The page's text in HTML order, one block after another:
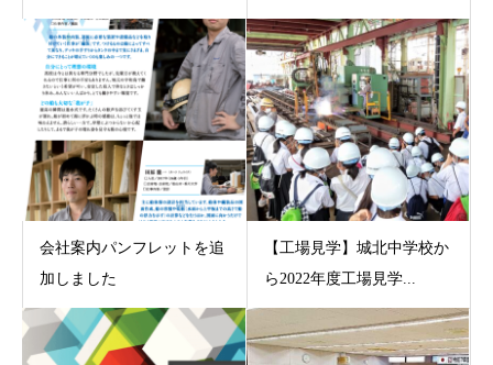
会社案内パンフレットを追
加しました
【工場見学】城北中学校か
ら2022年度工場見学...